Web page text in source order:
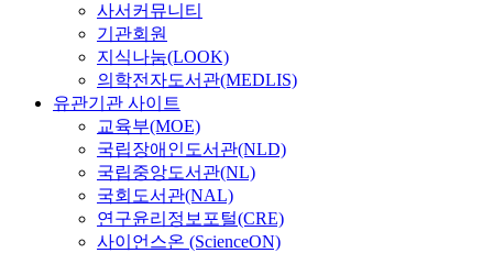
사서커뮤니티
기관회원
지식나눔(LOOK)
의학전자도서관(MEDLIS)
유관기관 사이트
교육부(MOE)
국립장애인도서관(NLD)
국립중앙도서관(NL)
국회도서관(NAL)
연구윤리정보포털(CRE)
사이언스온 (ScienceON)